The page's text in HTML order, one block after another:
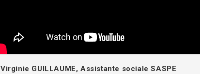
Virginie GUILLAUME, Assistante sociale SASPE